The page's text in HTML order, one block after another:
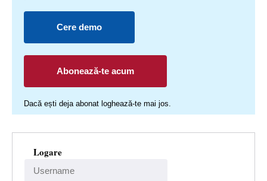
Cere demo
Abonează-te acum
Dacă ești deja abonat loghează-te mai jos.
Logare